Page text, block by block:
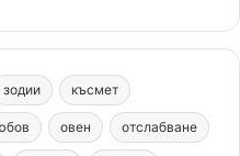
T
u
b
t
a
g
c
m
зодии късмет
овен отслабване